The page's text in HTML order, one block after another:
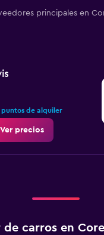
principales en
puntos de alquiler
Ver precios
de carros en